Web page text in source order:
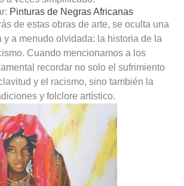
Pinturas de Negras Africanas
de estas obras de arte, se oculta una
y a menudo olvidada: la historia de la
Cuando mencionamos a los
recordar no solo el sufrimiento
y el racismo, sino también la
y folclore artístico.